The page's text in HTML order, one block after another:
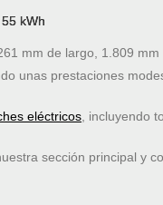
kWh
mm de largo, 1.809
unas prestaciones
eléctricos , incluyendo
sección principal y